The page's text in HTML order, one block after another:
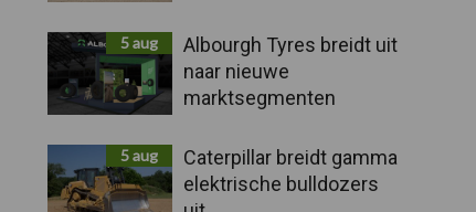
5 aug
Albourgh Tyres breidt uit
naar nieuwe
marktsegmenten
5 aug
Caterpillar breidt gamma
elektrische bulldozers